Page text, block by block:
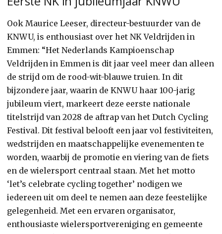
Ook Maurice Leeser, directeur-bestuurder van de
KNWU, is enthousiast over het NK Veldrijden in
Emmen: “Het Nederlands Kampioenschap
Veldrijden in Emmen is dit jaar veel meer dan alleen
de strijd om de rood-wit-blauwe truien. In dit
bijzondere jaar, waarin de KNWU haar 100-jarig
jubileum viert, markeert deze eerste nationale
titelstrijd van 2028 de aftrap van het Dutch Cycling
Festival. Dit festival belooft een jaar vol festiviteiten,
wedstrijden en maatschappelijke evenementen te
worden, waarbij de promotie en viering van de fiets
en de wielersport centraal staan. Met het motto
‘let’s celebrate cycling together’ nodigen we
iedereen uit om deel te nemen aan deze feestelijke
gelegenheid. Met een ervaren organisator,
enthousiaste wielersportvereniging en gemeente